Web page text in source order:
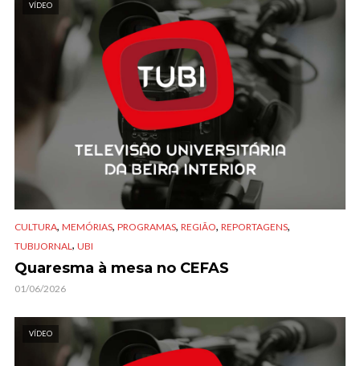
VÍDEO
CULTURA, MEMÓRIAS, PROGRAMAS, REGIÃO, REPORTAGENS,
TUBIJORNAL , UBI
Quaresma à mesa no CEFAS
01/06/2026
VÍDEO